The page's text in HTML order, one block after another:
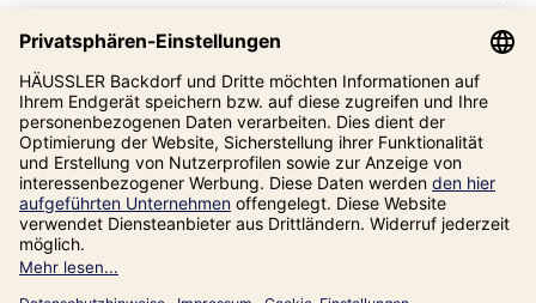
Massives Metallgehäuse/Alu-
Druckguss
Gewicht: 18 kg
Informationen
Unsere Adresse